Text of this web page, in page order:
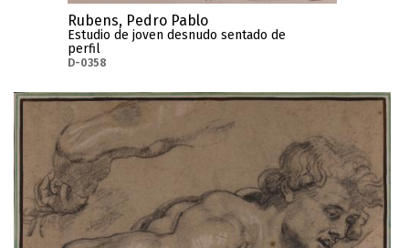
Rubens, Pedro Pablo
Estudio de joven desnudo sentado de
perfil
D-0358